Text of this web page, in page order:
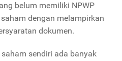
belum memiliki NPWP
dengan melampirkan
dokumen.
sendiri ada banyak